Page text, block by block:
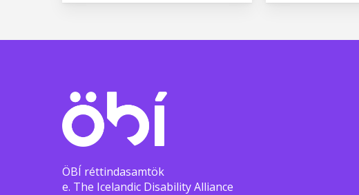
ÖBÍ réttindasamtök
e. The Icelandic Disability Alliance